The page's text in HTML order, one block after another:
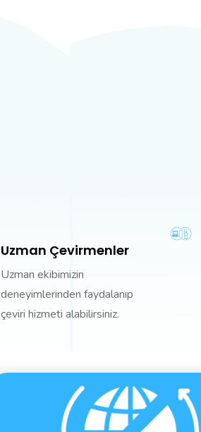
Uzman Çevirmenler
Uzman ekibimizin
deneyimlerinden faydalanıp
çeviri hizmeti alabilirsiniz.